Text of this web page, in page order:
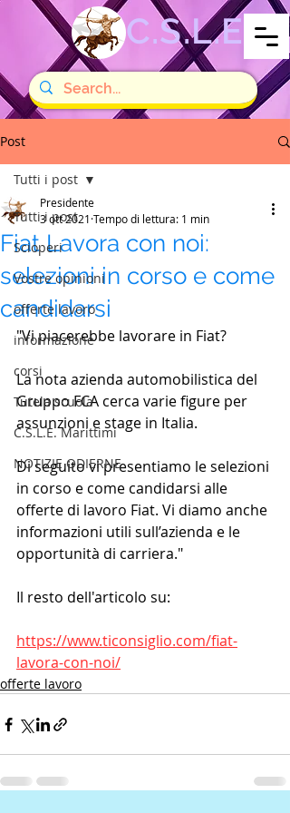
C.S.L.E
Post
Tutti i post
Scioperi
Vostre opinioni
offerte lavoro
informazione
corsi
Tutela scuola
C.S.L.E. Marittimi
NOTIZIE ODIERNE
Tutti i post
Fiat Lavora con noi:
selezioni in corso e come
candidarsi
Presidente
3 ott 2021 Tempo di lettura: 1 min
"Vi piacerebbe lavorare in Fiat?
La nota azienda automobilistica del
Gruppo FCA cerca varie figure per
assunzioni e stage in Italia.
Di seguito vi presentiamo le selezioni
in corso e come candidarsi alle
offerte di lavoro Fiat. Vi diamo anche
informazioni utili sull’azienda e le
opportunità di carriera."
Il resto dell'articolo su:
https://www.ticonsiglio.com/fiat-
lavora-con-noi/
offerte lavoro